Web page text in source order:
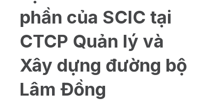
phần của SCIC tại
CTCP Quản lý và
Xây dựng đường bộ
Lâm Đồng